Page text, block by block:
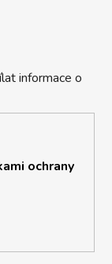
informace o
ochrany